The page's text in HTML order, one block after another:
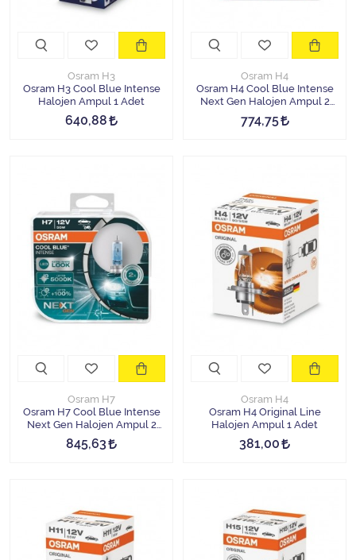
Kamyon Halojen Park Ampulü
Kamyon Gösterge Ampulü
Osram H3
Osram H3 Cool Blue Intense
Halojen Ampul 1 Adet
640,88
Osram H4
Osram H4 Cool Blue Intense
Next Gen Halojen Ampul 2
Adet
774,75
Osram H7
Osram H7 Cool Blue Intense
Next Gen Halojen Ampul 2
Adet
845,63
Osram H4
Osram H4 Original Line
Halojen Ampul 1 Adet
381,00